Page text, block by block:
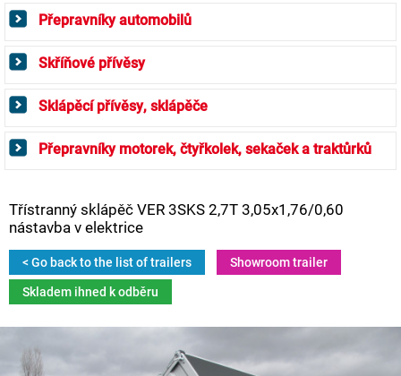
Přepravníky automobilů
Skříňové přívěsy
Sklápěcí přívěsy, sklápěče
Přepravníky motorek, čtyřkolek, sekaček a traktůrků
Třístranný sklápěč VER 3SKS 2,7T 3,05x1,76/0,60
nástavba v elektrice
< Go back to the list of trailers
Showroom trailer
Skladem ihned k odběru